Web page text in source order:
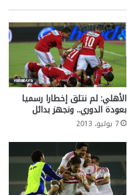
الأهلي: لم نتلق إخطارا رسميا
بعودة الدوري.. ونجهز بدائل
7 يوليو، 2013